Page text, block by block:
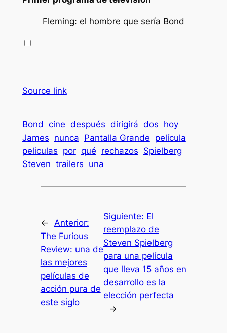
Fleming: el hombre que sería Bond
Source link
Bond cine después dirigirá dos hoy
James nunca Pantalla Grande película
peliculas por qué rechazos Spielberg
Steven trailers una
← Anterior:
The Furious
Review: una de
las mejores
películas de
acción pura de
este siglo
Siguiente: El
reemplazo de
Steven Spielberg
para una película
que lleva 15 años en
desarrollo es la
elección perfecta
→